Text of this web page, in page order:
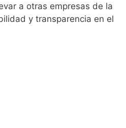
a otras empresas de la
y transparencia en el